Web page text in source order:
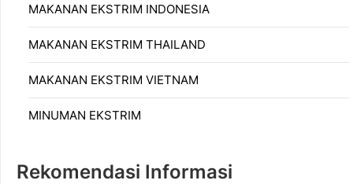
MAKANAN EKSTRIM INDONESIA
MAKANAN EKSTRIM THAILAND
MAKANAN EKSTRIM VIETNAM
MINUMAN EKSTRIM
Rekomendasi Informasi